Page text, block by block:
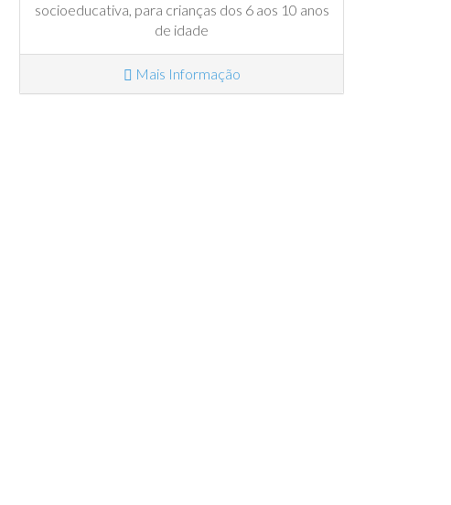
socioeducativa, para crianças dos 6 aos 10 anos
de idade
Mais Informação